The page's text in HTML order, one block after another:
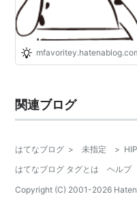
関連ブログ
はてなブログ > 未指定 >
はてなブログ タグとは
ヘルプ
Copyright (C) 2001-2026